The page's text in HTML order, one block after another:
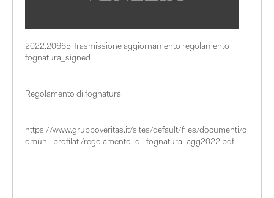
2022.20665 Trasmissione aggiornamento regolamento
fognatura_signed
Regolamento di fognatura
https://www.gruppoveritas.it/sites/default/files/documenti/c
omuni_profilati/regolamento_di_fognatura_agg2022.pdf